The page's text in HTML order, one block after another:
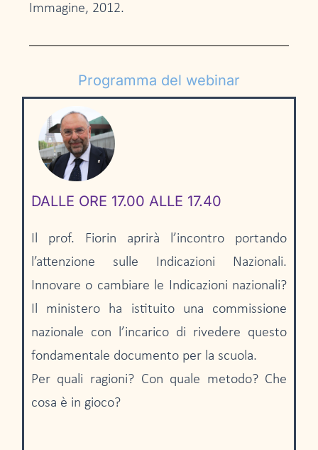
Immagine, 2012.
Programma del webinar
DALLE ORE 17.00 ALLE 17.40
Il prof. Fiorin aprirà l’incontro portando
l’attenzione sulle Indicazioni Nazionali.
Innovare o cambiare le Indicazioni nazionali?
Il ministero ha istituito una commissione
nazionale con l’incarico di rivedere questo
fondamentale documento per la scuola.
Per quali ragioni? Con quale metodo? Che
cosa è in gioco?